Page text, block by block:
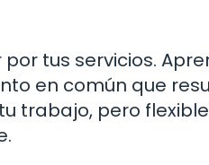
tus servicios.
en común que
trabajo, pero